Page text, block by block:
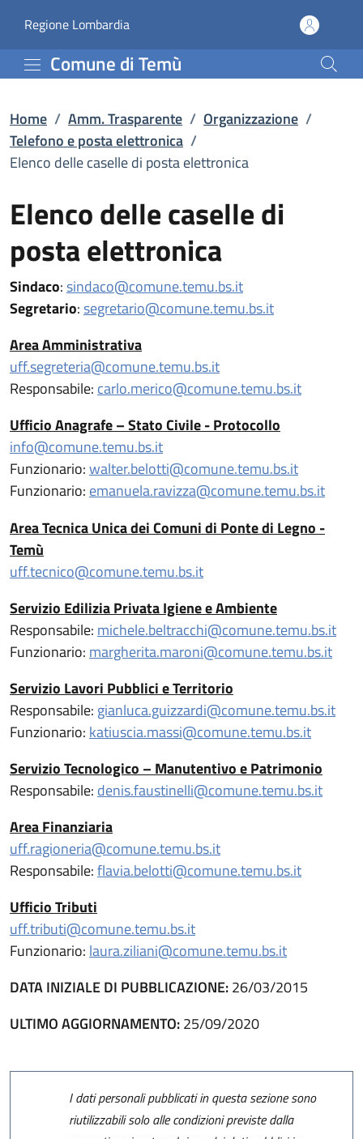
Elenco delle caselle di
Regione Lombardia(apre in un'altra scheda).
Comune di Temù
Home / Amm. Trasparente / Organizzazione /
Telefono e posta elettronica /
Elenco delle caselle di posta elettronica
Elenco delle caselle di
posta elettronica
Sindaco:sindaco@comune.temu.bs.it
Segretario:segretario@comune.temu.bs.it
Area Amministrativa
uff.segreteria@comune.temu.bs.it
Responsabile: carlo.merico@comune.temu.bs.it
Ufficio Anagrafe – Stato Civile - Protocollo
info@comune.temu.bs.it
Funzionario:walter.belotti@comune.temu.bs.it
Funzionario:emanuela.ravizza@comune.temu.bs.it
Area Tecnica Unica dei Comuni di Pontedi Legno -
Temù
uff.tecnico@comune.temu.bs.it
Servizio Edilizia Privata Igiene e Ambiente
Responsabile: michele.beltracchi@comune.temu.bs.it
Funzionario: margherita.maroni@comune.temu.bs.it
Servizio Lavori Pubblici e Territorio
Responsabile: gianluca.guizzardi@comune.temu.bs.it
Funzionario: katiuscia.massi@comune.temu.bs.it
Servizio Tecnologico – Manutentivo e Patrimonio
Responsabile: denis.faustinelli@comune.temu.bs.it
Area Finanziaria
uff.ragioneria@comune.temu.bs.it
Responsabile:flavia.belotti@comune.temu.bs.it
Ufficio Tributi
uff.tributi@comune.temu.bs.it
Funzionario: laura.ziliani@comune.temu.bs.it
DATA INIZIALE DI PUBBLICAZIONE:26/03/2015
ULTIMO AGGIORNAMENTO:25/09/2020
I dati personali pubblicati in questa sezione sono
riutilizzabili solo alle condizioni previste dalla